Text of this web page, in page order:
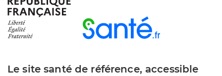
Le site santé de référence, accessible